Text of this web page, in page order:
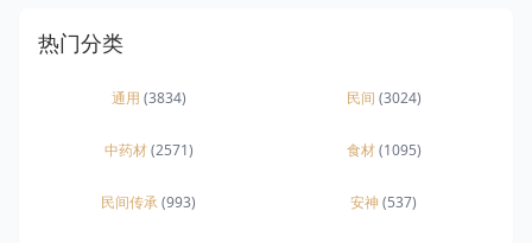
热门分类
通用 (3834) 民间 (3024)
中药材(2571) 食材(1095)
民间传承(993) 安神(537)